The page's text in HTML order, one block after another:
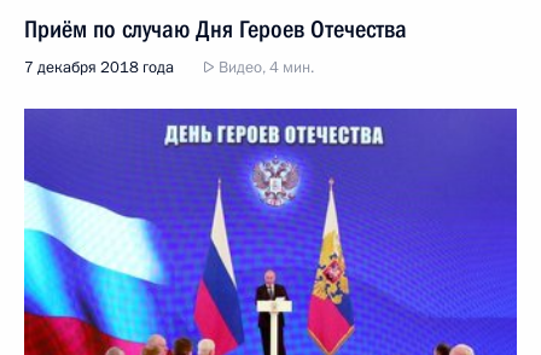
Приём по случаю Дня Героев Отечества
7 декабря 2018 года Видео, 4 мин.